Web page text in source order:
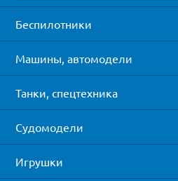
Беспилотники
Машины, автомодели
Танки, спецтехника
Судомодели
Игрушки